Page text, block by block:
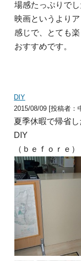
場感たっぷりでし
映画というより
感じで、
とても楽
おすすめです。
DIY
2015/08/09 [投稿者：
夏季休暇で帰省
DIY
（ｂｅｆｏｒｅ）